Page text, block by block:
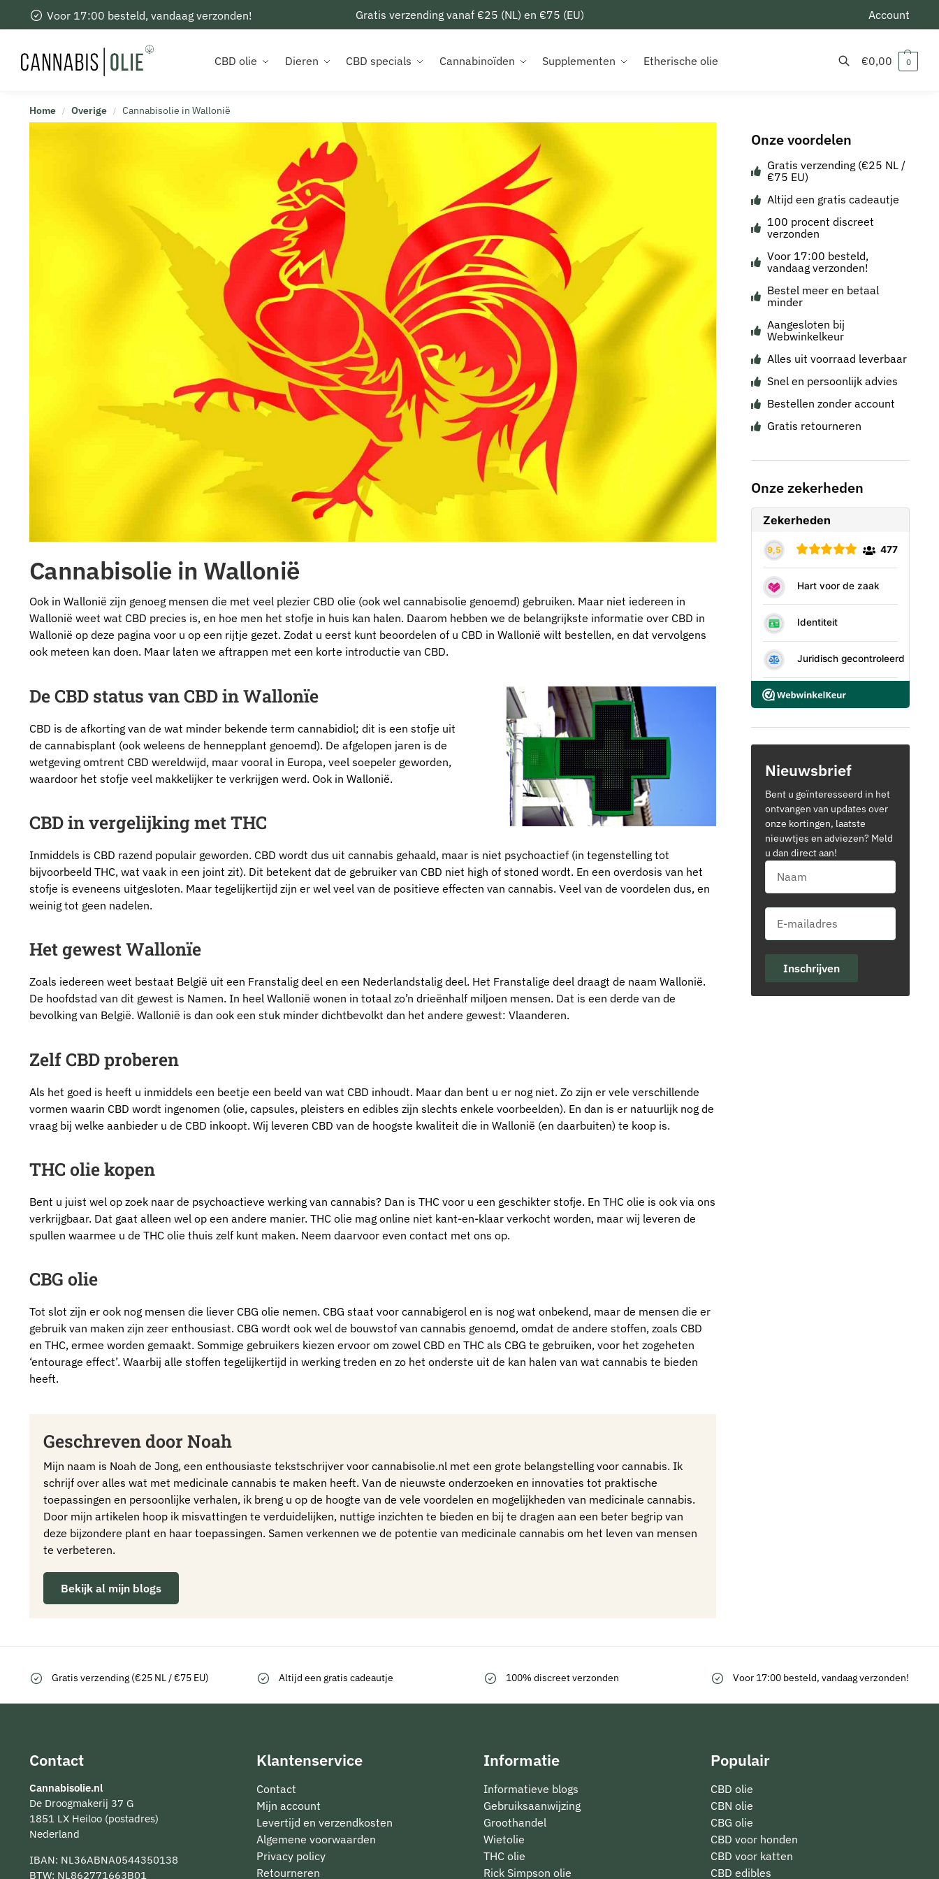
Voor 17:00 besteld, vandaag verzonden! Gratis verzending vanaf €25 (NL) en €75 (EU) Account
CBD olie Dieren CBD specials Cannabinoïden Supplementen Etherische olie
Recent toegevoegd
€0,00 0
Home / Overige / Cannabisolie in Wallonië
Cannabisolie in Wallonië
Ook in Wallonië zijn genoeg mensen die met veel plezier CBD olie (ook wel cannabisolie genoemd) gebruiken. Maar niet iedereen in
Wallonië weet wat CBD precies is, en hoe men het stofje in huis kan halen. Daarom hebben we de belangrijkste informatie over CBD in
Wallonië op deze pagina voor u op een rijtje gezet. Zodat u eerst kunt beoordelen of u CBD in Wallonië wilt bestellen, en dat vervolgens
ook meteen kan doen. Maar laten we aftrappen met een korte introductie van CBD.
De CBD status van CBD in Wallonïe
CBD is de afkorting van de wat minder bekende term cannabidiol; dit is een stofje uit
de cannabisplant (ook weleens de hennepplant genoemd). De afgelopen jaren is de
wetgeving omtrent CBD wereldwijd, maar vooral in Europa, veel soepeler geworden,
waardoor het stofje veel makkelijker te verkrijgen werd. Ook in Wallonië.
CBD in vergelijking met THC
Inmiddels is CBD razend populair geworden. CBD wordt dus uit cannabis gehaald, maar is niet psychoactief (in tegenstelling tot
bijvoorbeeld THC, wat vaak in een joint zit). Dit betekent dat de gebruiker van CBD niet high of stoned wordt. En een overdosis van het
stofje is eveneens uitgesloten. Maar tegelijkertijd zijn er wel veel van de positieve effecten van cannabis. Veel van de voordelen dus, en
weinig tot geen nadelen.
Het gewest Wallonïe
Zoals iedereen weet bestaat België uit een Franstalig deel en een Nederlandstalig deel. Het Franstalige deel draagt de naam Wallonië.
De hoofdstad van dit gewest is Namen. In heel Wallonië wonen in totaal zo’n drieënhalf miljoen mensen. Dat is een derde van de
bevolking van België. Wallonië is dan ook een stuk minder dichtbevolkt dan het andere gewest: Vlaanderen.
Zelf CBD proberen
Als het goed is heeft u inmiddels een beetje een beeld van wat CBD inhoudt. Maar dan bent u er nog niet. Zo zijn er vele verschillende
vormen waarin CBD wordt ingenomen (olie, capsules, pleisters en edibles zijn slechts enkele voorbeelden). En dan is er natuurlijk nog de
vraag bij welke aanbieder u de CBD inkoopt. Wij leveren CBD van de hoogste kwaliteit die in Wallonië (en daarbuiten) te koop is.
THC olie kopen
Bent u juist wel op zoek naar de psychoactieve werking van cannabis? Dan is THC voor u een geschikter stofje. En THC olie is ook via ons
verkrijgbaar. Dat gaat alleen wel op een andere manier. THC olie mag online niet kant-en-klaar verkocht worden, maar wij leveren de
spullen waarmee u de THC olie thuis zelf kunt maken. Neem daarvoor even contact met ons op.
CBG olie
Tot slot zijn er ook nog mensen die liever CBG olie nemen. CBG staat voor cannabigerol en is nog wat onbekend, maar de mensen die er
gebruik van maken zijn zeer enthousiast. CBG wordt ook wel de bouwstof van cannabis genoemd, omdat de andere stoffen, zoals CBD
en THC, ermee worden gemaakt. Sommige gebruikers kiezen ervoor om zowel CBD en THC als CBG te gebruiken, voor het zogeheten
‘entourage effect’. Waarbij alle stoffen tegelijkertijd in werking treden en zo het onderste uit de kan halen van wat cannabis te bieden
heeft.
Geschreven door Noah
Mijn naam is Noah de Jong, een enthousiaste tekstschrijver voor cannabisolie.nl met een grote belangstelling voor cannabis. Ik
schrijf over alles wat met medicinale cannabis te maken heeft. Van de nieuwste onderzoeken en innovaties tot praktische
toepassingen en persoonlijke verhalen, ik breng u op de hoogte van de vele voordelen en mogelijkheden van medicinale cannabis.
Door mijn artikelen hoop ik misvattingen te verduidelijken, nuttige inzichten te bieden en bij te dragen aan een beter begrip van
deze bijzondere plant en haar toepassingen. Samen verkennen we de potentie van medicinale cannabis om het leven van mensen
te verbeteren.
Bekijk al mijn blogs
Onze voordelen
Gratis verzending (€25 NL /
€75 EU)
Altijd een gratis cadeautje
100 procent discreet
verzonden
Voor 17:00 besteld,
vandaag verzonden!
Bestel meer en betaal
minder
Aangesloten bij
Webwinkelkeur
Alles uit voorraad leverbaar
Snel en persoonlijk advies
Bestellen zonder account
Gratis retourneren
Onze zekerheden
Nieuwsbrief
Bent u geïnteresseerd in het
ontvangen van updates over
onze kortingen, laatste
nieuwtjes en adviezen? Meld
u dan direct aan!
Inschrijven
Gratis verzending (€25 NL / €75 EU) Altijd een gratis cadeautje 100% discreet verzonden Voor 17:00 besteld, vandaag verzonden!
Contact
Cannabisolie.nl
De Droogmakerij 37 G
1851 LX Heiloo (postadres)
Nederland
IBAN: NL36ABNA0544350138
BTW: NL862771663B01
Klantenservice
Contact
Mijn account
Levertijd en verzendkosten
Algemene voorwaarden
Privacy policy
Retourneren
Informatie
Informatieve blogs
Gebruiksaanwijzing
Groothandel
Wietolie
THC olie
Rick Simpson olie
Populair
CBD olie
CBN olie
CBG olie
CBD voor honden
CBD voor katten
CBD edibles